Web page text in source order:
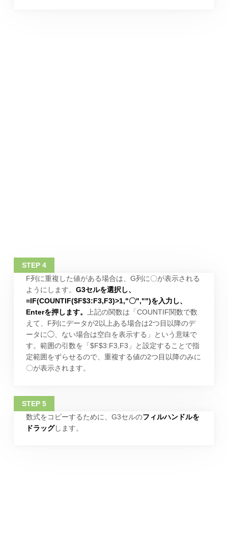
F列に重複した値がある場合は、G列に〇が表示される
ようにします。 G3セルを選択し、
=IF(COUNTIF($F$3:F3,F3)>1,"〇","")を入力し、
Enterを押します。
上記の関数は「COUNTIF関数で数
えて、F列にデータが2以上ある場合は2つ目以降のデ
ータに◯、ない場合は空白を表示する」という意味で
す。範囲の引数を「$F$3:F3,F3」と設定することで指
定範囲をずらせるので、重複する値の2つ目以降のみに
〇が表示されます。
数式をコピーするために、G3セルのフィルハンドルを
ドラッグします。